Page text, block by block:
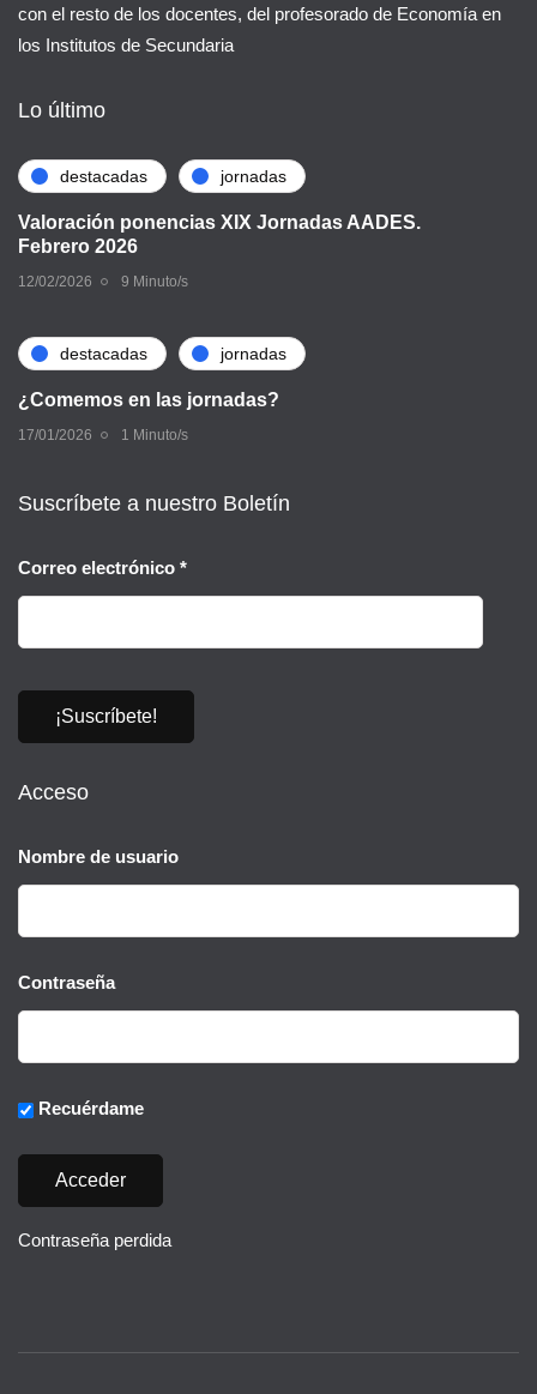
con el resto de los docentes, del profesorado de Economía en
los Institutos de Secundaria
Lo último
destacadas jornadas
Valoración ponencias XIX Jornadas AADES.
Febrero 2026
12/02/2026 9 Minuto/s
destacadas jornadas
¿Comemos en las jornadas?
17/01/2026 1 Minuto/s
Suscríbete a nuestro Boletín
Correo electrónico *
Acceso
Nombre de usuario
Contraseña
Recuérdame
Contraseña perdida